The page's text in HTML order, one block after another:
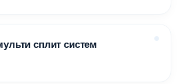
сплит систем